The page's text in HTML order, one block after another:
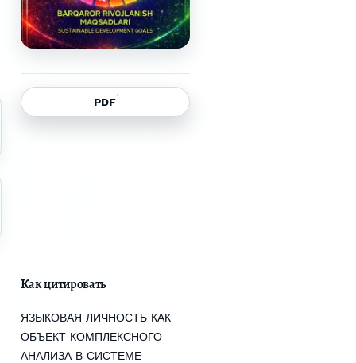
PDF
Как цитировать
ЯЗЫКОВАЯ ЛИЧНОСТЬ КАК
ОБЪЕКТ КОМПЛЕКСНОГО
АНАЛИЗА В СИСТЕМЕ